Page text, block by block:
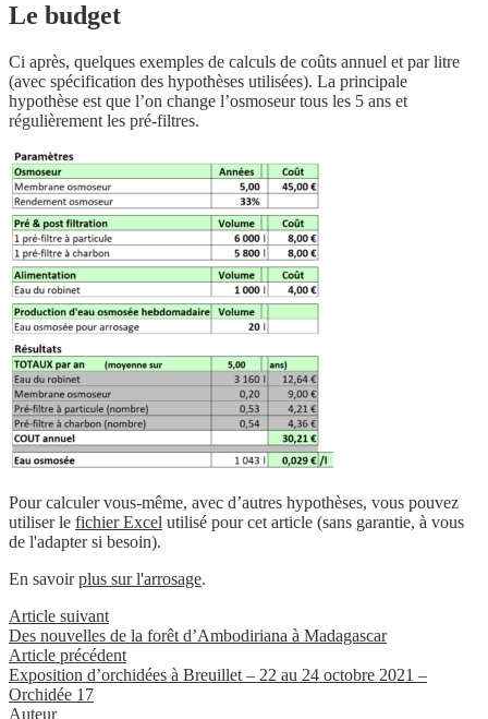
Le budget
Ci après, quelques exemples de calculs de coûts annuel et par litre
(avec spécification des hypothèses utilisées). La principale
hypothèse est que l’on change l’osmoseur tous les 5 ans et
régulièrement les pré-filtres.
Pour calculer vous-même, avec d’autres hypothèses, vous pouvez
utiliser le fichier Excel utilisé pour cet article (sans garantie, à vous
de l'adapter si besoin).
En savoirplus sur l'arrosage.
Article suivant
Des nouvelles de la forêt d’Ambodiriana à Madagascar
Article précédent
Exposition d’orchidées à Breuillet – 22 au 24 octobre 2021 –
Orchidée 17
Auteur